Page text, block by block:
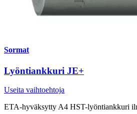
Sormat
Lyöntiankkuri JE+
Useita vaihtoehtoja
ETA-hyväksytty A4 HST-lyöntiankkuri